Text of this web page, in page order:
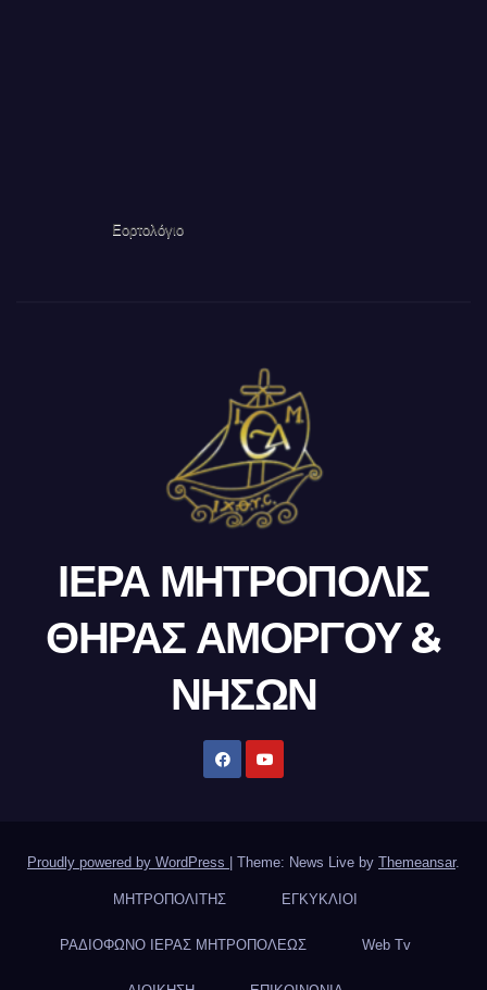
Εορτολόγιο
ΙΕΡΑ ΜΗΤΡΟΠΟΛΙΣ
ΘΗΡΑΣ ΑΜΟΡΓΟΥ &
ΝΗΣΩΝ
Proudly powered by WordPress Theme: News Live by Themeansar.
ΜΗΤΡΟΠΟΛΙΤΗΣ ΕΓΚΥΚΛΙΟΙ
ΡΑΔΙΟΦΩΝΟ ΙΕΡΑΣ ΜΗΤΡΟΠΟΛΕΩΣ Web Tv